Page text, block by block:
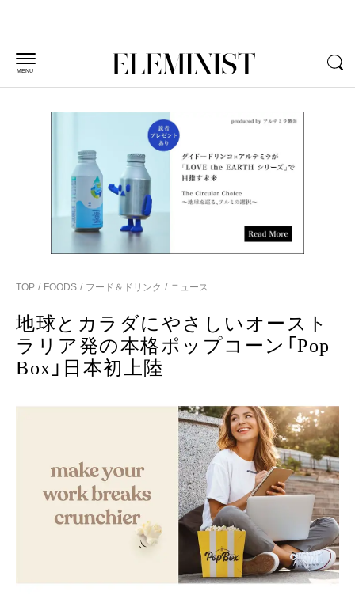
MENU
TOP FOODS フード＆ドリンク ニュース
地球とカラダにやさしいオースト
ラリア発の本格ポップコーン「Pop
Box」日本初上陸